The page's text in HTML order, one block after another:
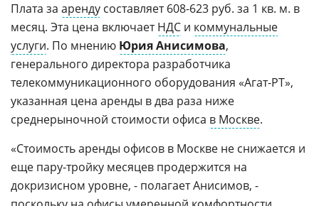
Плата за аренду составляет 608-623 руб. за 1 кв. м. в
месяц. Эта цена включаетНДС и коммунальные
услуги. По мнению Юрия Анисимова,
генерального директора разработчика
телекоммуникационного оборудования «Агат-РТ»,
указанная цена аренды в два раза ниже
среднерыночной стоимости офиса в Москве.
«Стоимость аренды офисов в Москве не снижается и
еще пару-тройку месяцев продержится на
докризисном уровне, - полагает Анисимов, -